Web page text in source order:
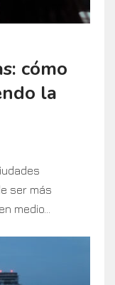
cómo
la
ser más
medio...